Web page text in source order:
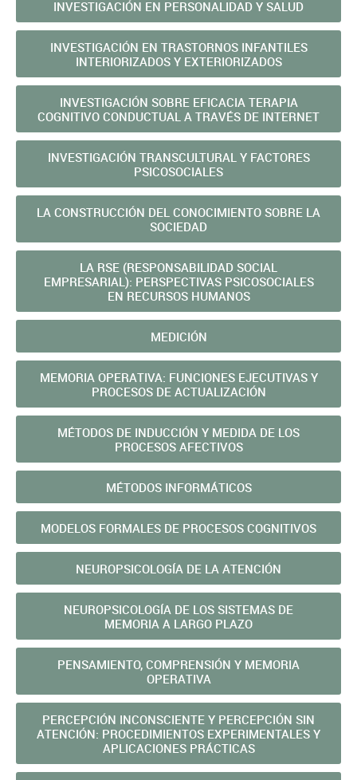
INVESTIGACIÓN EN PERSONALIDAD Y SALUD
INVESTIGACIÓN EN TRASTORNOS INFANTILES
INTERIORIZADOS Y EXTERIORIZADOS
INVESTIGACIÓN SOBRE EFICACIA TERAPIA
COGNITIVO CONDUCTUAL A TRAVÉS DE INTERNET
INVESTIGACIÓN TRANSCULTURAL Y FACTORES
PSICOSOCIALES
LA CONSTRUCCIÓN DEL CONOCIMIENTO SOBRE LA
SOCIEDAD
LA RSE (RESPONSABILIDAD SOCIAL
EMPRESARIAL): PERSPECTIVAS PSICOSOCIALES
EN RECURSOS HUMANOS
MEDICIÓN
MEMORIA OPERATIVA: FUNCIONES EJECUTIVAS Y
PROCESOS DE ACTUALIZACIÓN
MÉTODOS DE INDUCCIÓN Y MEDIDA DE LOS
PROCESOS AFECTIVOS
MÉTODOS INFORMÁTICOS
MODELOS FORMALES DE PROCESOS COGNITIVOS
NEUROPSICOLOGÍA DE LA ATENCIÓN
NEUROPSICOLOGÍA DE LOS SISTEMAS DE
MEMORIA A LARGO PLAZO
PENSAMIENTO, COMPRENSIÓN Y MEMORIA
OPERATIVA
PERCEPCIÓN INCONSCIENTE Y PERCEPCIÓN SIN
ATENCIÓN: PROCEDIMIENTOS EXPERIMENTALES Y
APLICACIONES PRÁCTICAS